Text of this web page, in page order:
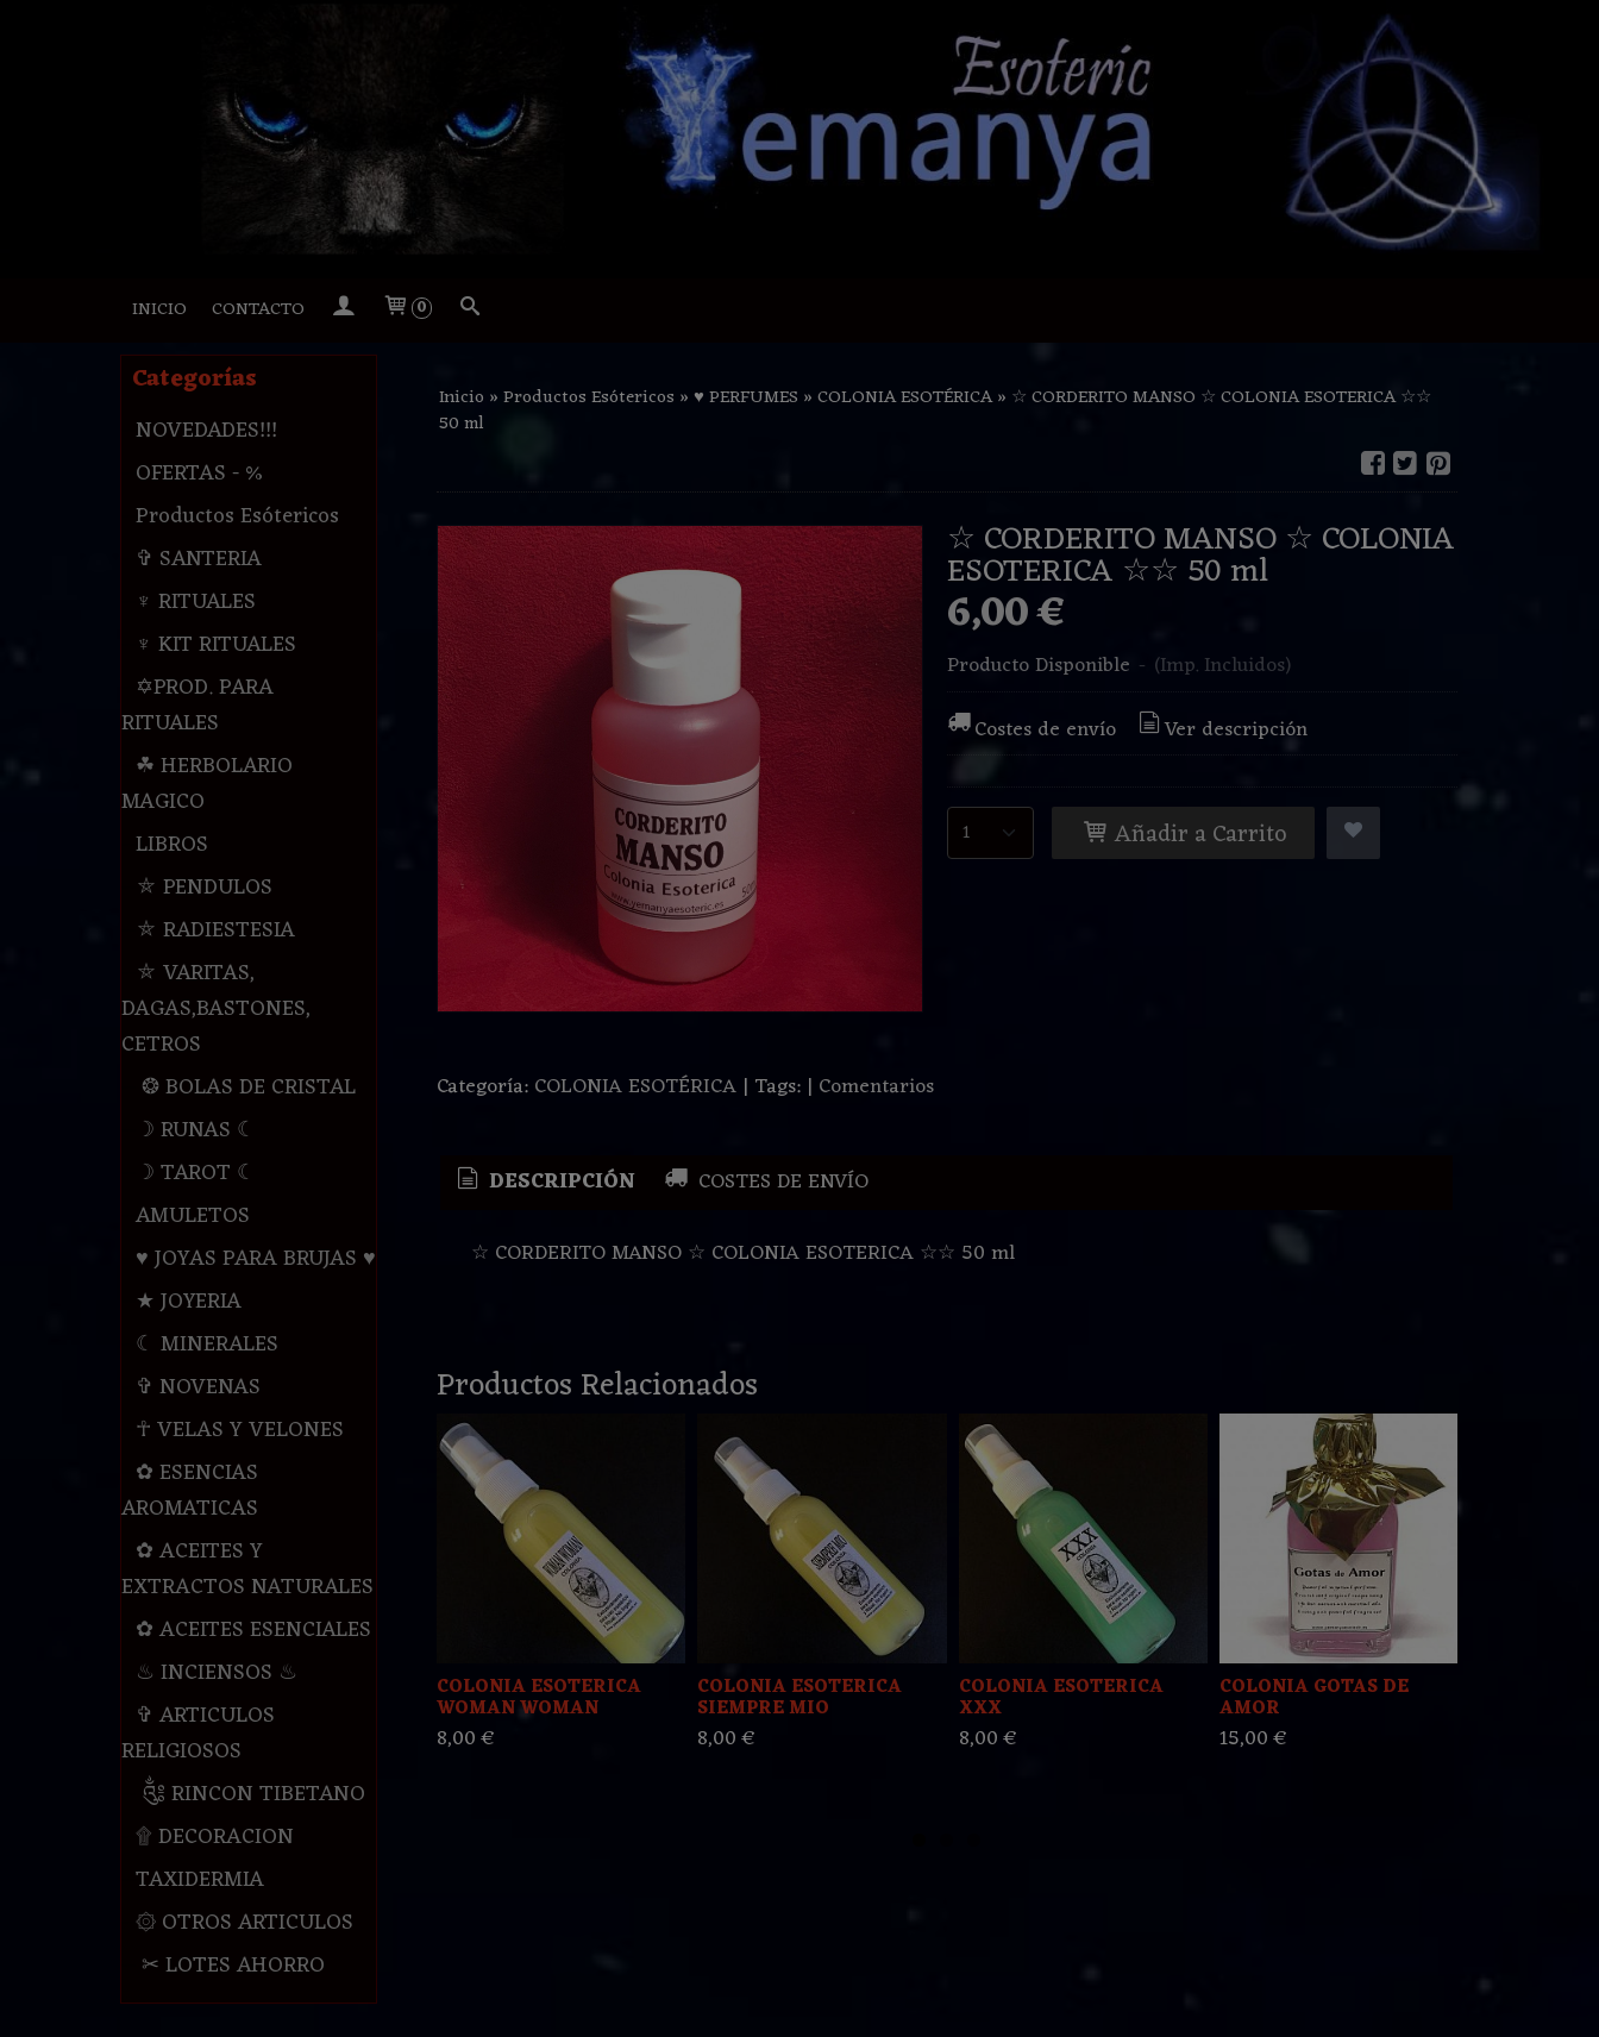
INICIO CONTACTO 0
Categorías
NOVEDADES!!!
OFERTAS - %
Productos Esótericos
✞ SANTERIA
♆ RITUALES
♆ KIT RITUALES
✡PROD. PARA
RITUALES
☘ HERBOLARIO
MAGICO
LIBROS
⛤ PENDULOS
⛤ RADIESTESIA
⛤ VARITAS,
DAGAS,BASTONES,
CETROS
❂ BOLAS DE CRISTAL
☽ RUNAS ☾
☽ TAROT ☾
AMULETOS
♥ JOYAS PARA BRUJAS ♥
★ JOYERIA
☾ MINERALES
✞ NOVENAS
☥ VELAS Y VELONES
✿ ESENCIAS
AROMATICAS
✿ ACEITES Y
EXTRACTOS NATURALES
✿ ACEITES ESENCIALES
♨ INCIENSOS ♨
✞ ARTICULOS
RELIGIOSOS
༃ RINCON TIBETANO
۩ DECORACION
TAXIDERMIA
۞ OTROS ARTICULOS
✂ LOTES AHORRO
Inicio »Productos Esótericos »♥ PERFUMES »COLONIA ESOTÉRICA» ☆ CORDERITO MANSO ☆ COLONIA ESOTERICA ☆☆
50 ml
☆ CORDERITO MANSO ☆ COLONIA
ESOTERICA ☆☆ 50 ml
6,00 €
Producto Disponible - (Imp. Incluidos)
Costes de envío
Ver descripción
Añadir a Carrito
Categoría: COLONIA ESOTÉRICA| Tags: | Comentarios
DESCRIPCIÓN COSTES DE ENVÍO
☆ CORDERITO MANSO ☆ COLONIA ESOTERICA ☆☆ 50 ml
Productos Relacionados
COLONIA ESOTERICA
WOMAN WOMAN
8,00 €
COLONIA ESOTERICA
SIEMPRE MIO
8,00 €
COLONIA ESOTERICA
XXX
8,00 €
COLONIA GOTAS DE
AMOR
15,00 €